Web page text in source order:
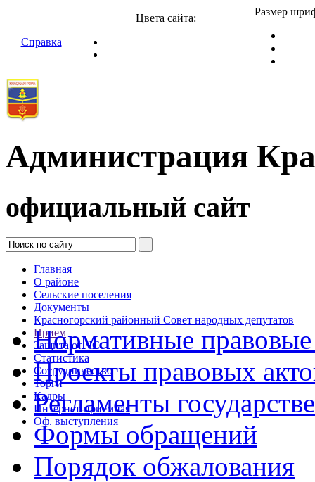
Справка
Цвета сайта:
Размер
Администрация
официальный сайт
Главная
О районе
Сельские поселения
Документы
Красногорский районный Совет народных депутатов
Прием
Защита от ЧС
Статистика
Сотрудничество
Торги
Кадры
Интернет-приемная
Оф. выступления
Нормативные
Проекты правовых
Регламенты
Формы обращений
Порядок обжалования